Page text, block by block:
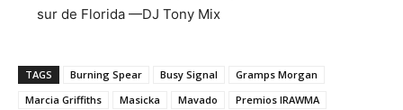
sur de Florida —DJ Tony Mix
TAGS Burning Spear Busy Signal
Gramps Morgan
Marcia Griffiths
Masicka Mavado
Premios IRAWMA